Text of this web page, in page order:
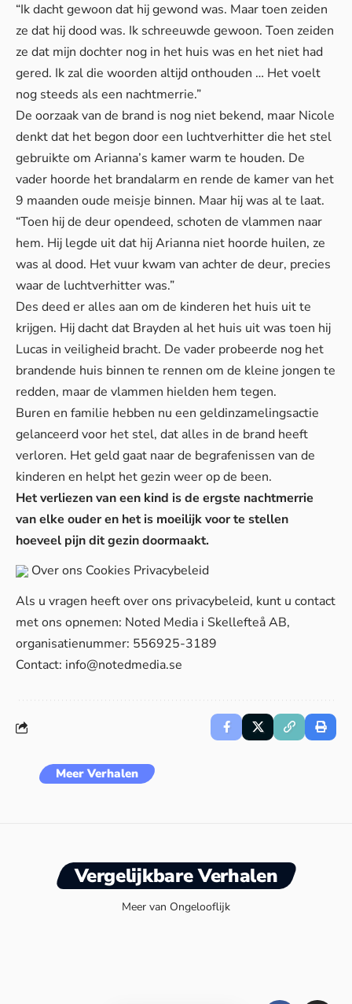
“Ik dacht gewoon dat hij gewond was. Maar toen zeiden
ze dat hij dood was. Ik schreeuwde gewoon. Toen zeiden
ze dat mijn dochter nog in het huis was en het niet had
gered. Ik zal die woorden altijd onthouden … Het voelt
nog steeds als een nachtmerrie.”
De oorzaak van de brand is nog niet bekend, maar Nicole
denkt dat het begon door een luchtverhitter die het stel
gebruikte om Arianna’s kamer warm te houden. De
vader hoorde het brandalarm en rende de kamer van het
9 maanden oude meisje binnen. Maar hij was al te laat.
“Toen hij de deur opendeed, schoten de vlammen naar
hem. Hij legde uit dat hij Arianna niet hoorde huilen, ze
was al dood. Het vuur kwam van achter de deur, precies
waar de luchtverhitter was.”
Des deed er alles aan om de kinderen het huis uit te
krijgen. Hij dacht dat Brayden al het huis uit was toen hij
Lucas in veiligheid bracht. De vader probeerde nog het
brandende huis binnen te rennen om de kleine jongen te
redden, maar de vlammen hielden hem tegen.
Buren en familie hebben nu een geldinzamelingsactie
gelanceerd voor het stel, dat alles in de brand heeft
verloren. Het geld gaat naar de begrafenissen van de
kinderen en helpt het gezin weer op de been.
Het verliezen van een kind is de ergste nachtmerrie
van elke ouder en het is moeilijk voor te stellen
hoeveel pijn dit gezin doormaakt.
Over ons Cookies Privacybeleid
Als u vragen heeft over ons privacybeleid, kunt u contact
met ons opnemen: Noted Media i Skellefteå AB,
organisatienummer: 556925-3189
Contact: info@notedmedia.se
Meer Verhalen
Vergelijkbare Verhalen
Meer van Ongelooflijk